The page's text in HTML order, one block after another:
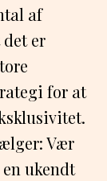
af
er
for at
Vær
ukendt